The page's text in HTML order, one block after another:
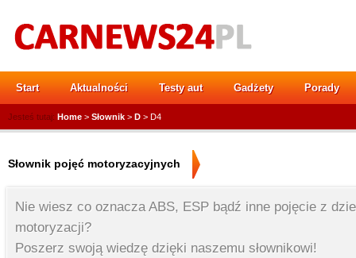
Start Aktualności Testy aut Gadżety Porady
Jesteś tutaj: Home > Słownik > D > D4
Słownik pojęć motoryzacyjnych
Nie wiesz co oznacza ABS, ESP bądź inne pojęcie z
motoryzacji?
Poszerz swoją wiedzę dzięki naszemu słownikowi!